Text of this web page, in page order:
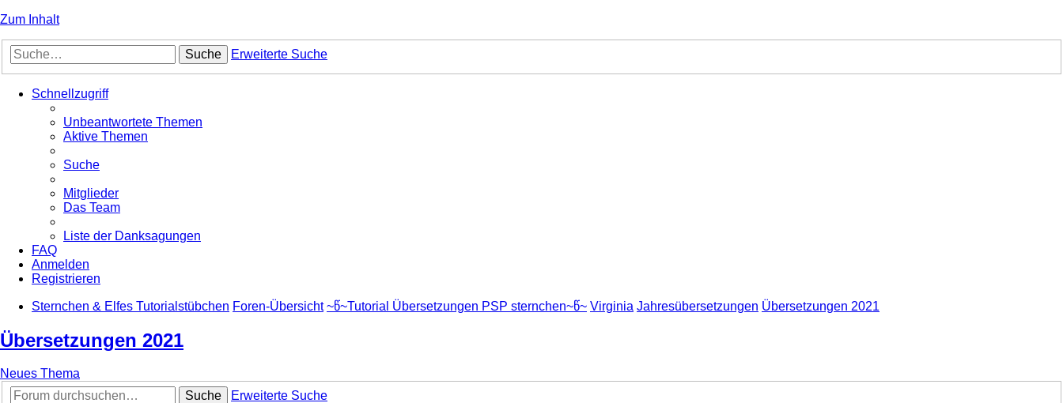
Zum Inhalt
Suche Erweiterte Suche
Schnellzugriff
Unbeantwortete Themen
Aktive Themen
Suche
Mitglieder
Das Team
Liste der Danksagungen
FAQ
Anmelden
Registrieren
Sternchen & Elfes Tutorialstübchen Foren-Übersicht ~წ~Tutorial Übersetzungen PSP sternchen~წ~ Virginia Jahresübersetzungen Übersetzungen 2021
Übersetzungen 2021
Neues Thema
Suche
Erweiterte Suche